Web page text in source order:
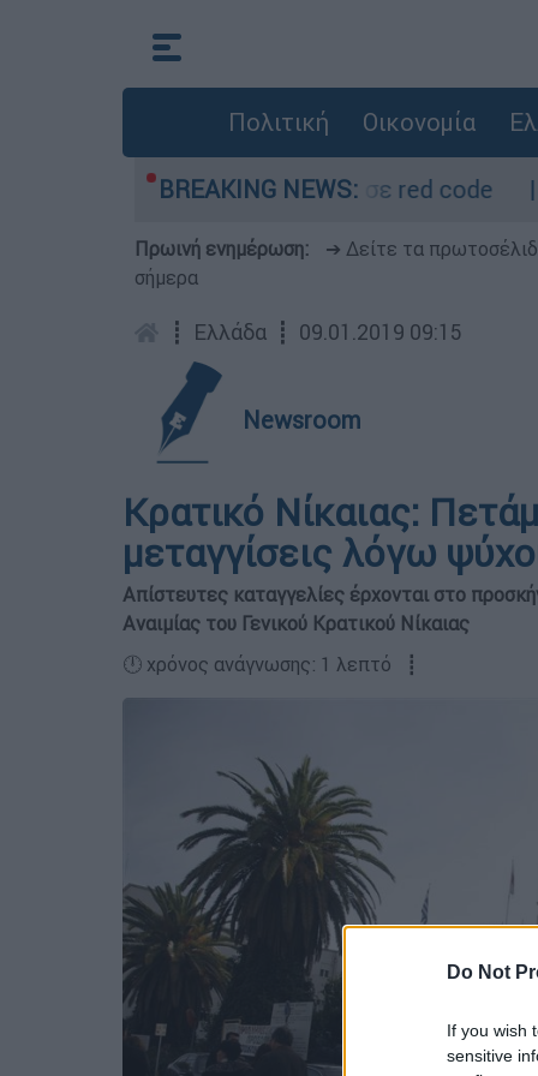
Do Not
If you wish
sensitive
Πολιτική Οικονομία
BREAKING NEWS:
- Οι περιοχές σε red code
Πρωινή ενημέρωση: ➔ Δείτε τα
σήμερα
┋ Ελλάδα ┋ 09.01.2019 09:15
Newsroom
Κρατικό Νίκαιας:
μεταγγίσεις λόγω
Απίστευτες καταγγελίες έρχονται στο
Αναιμίας του Γενικού Κρατικού Νίκαιας
🕛 χρόνος ανάγνωσης: 1 λεπτό ┋